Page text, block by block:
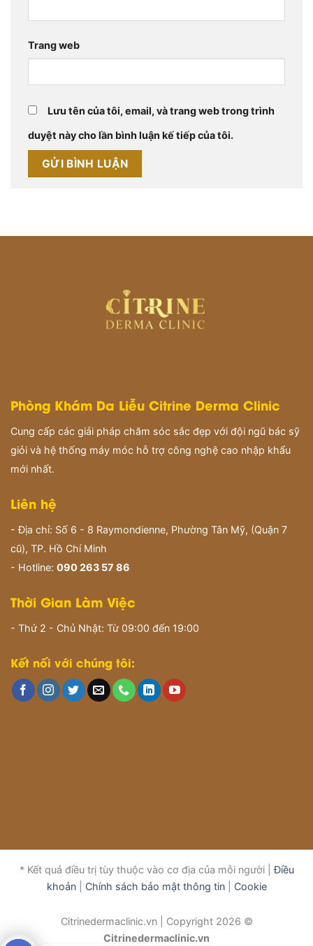
Trang web
Lưu tên của tôi, email, và trang web trong trình
duyệt này cho lần bình luận kế tiếp của tôi.
Phòng Khám Da Liễu Citrine Derma Clinic
Cung cấp các giải pháp chăm sóc sắc đẹp với đội ngũ bác sỹ
giỏi và hệ thống máy móc hỗ trợ công nghệ cao nhập khẩu
mới nhất.
Liên hệ
- Địa chỉ: Số 6 - 8 Raymondienne, Phường Tân Mỹ, (Quận 7
cũ), TP. Hồ Chí Minh
- Hotline: 090 263 57 86
Thời Gian Làm Việc
- Thứ 2 - Chủ Nhật: Từ 09:00 đến 19:00
Kết nối với chúng tôi:
* Kết quả điều trị tùy thuộc vào cơ địa của mỗi người |Điều
khoản| Chính sách bảo mật thông tin| Cookie
Citrinedermaclinic.vn | Copyright 2026 ©
Citrinedermaclinic.vn